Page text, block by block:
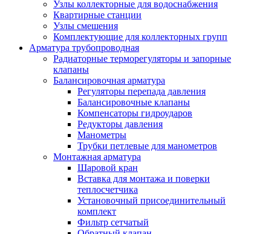
Узлы коллекторные для водоснабжения
Квартирные станции
Узлы смешения
Комплектующие для коллекторных групп
Арматура трубопроводная
Радиаторные терморегуляторы и запорные
клапаны
Балансировочная арматура
Регуляторы перепада давления
Балансировочные клапаны
Компенсаторы гидроударов
Редукторы давления
Манометры
Трубки петлевые для манометров
Монтажная арматура
Шаровой кран
Вставка для монтажа и поверки
теплосчетчика
Установочный присоединительный
комплект
Фильтр сетчатый